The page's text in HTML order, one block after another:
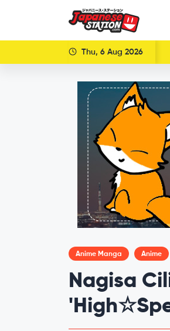
Thu, 6 Aug 2026
Anime Manga Anime
Nagisa